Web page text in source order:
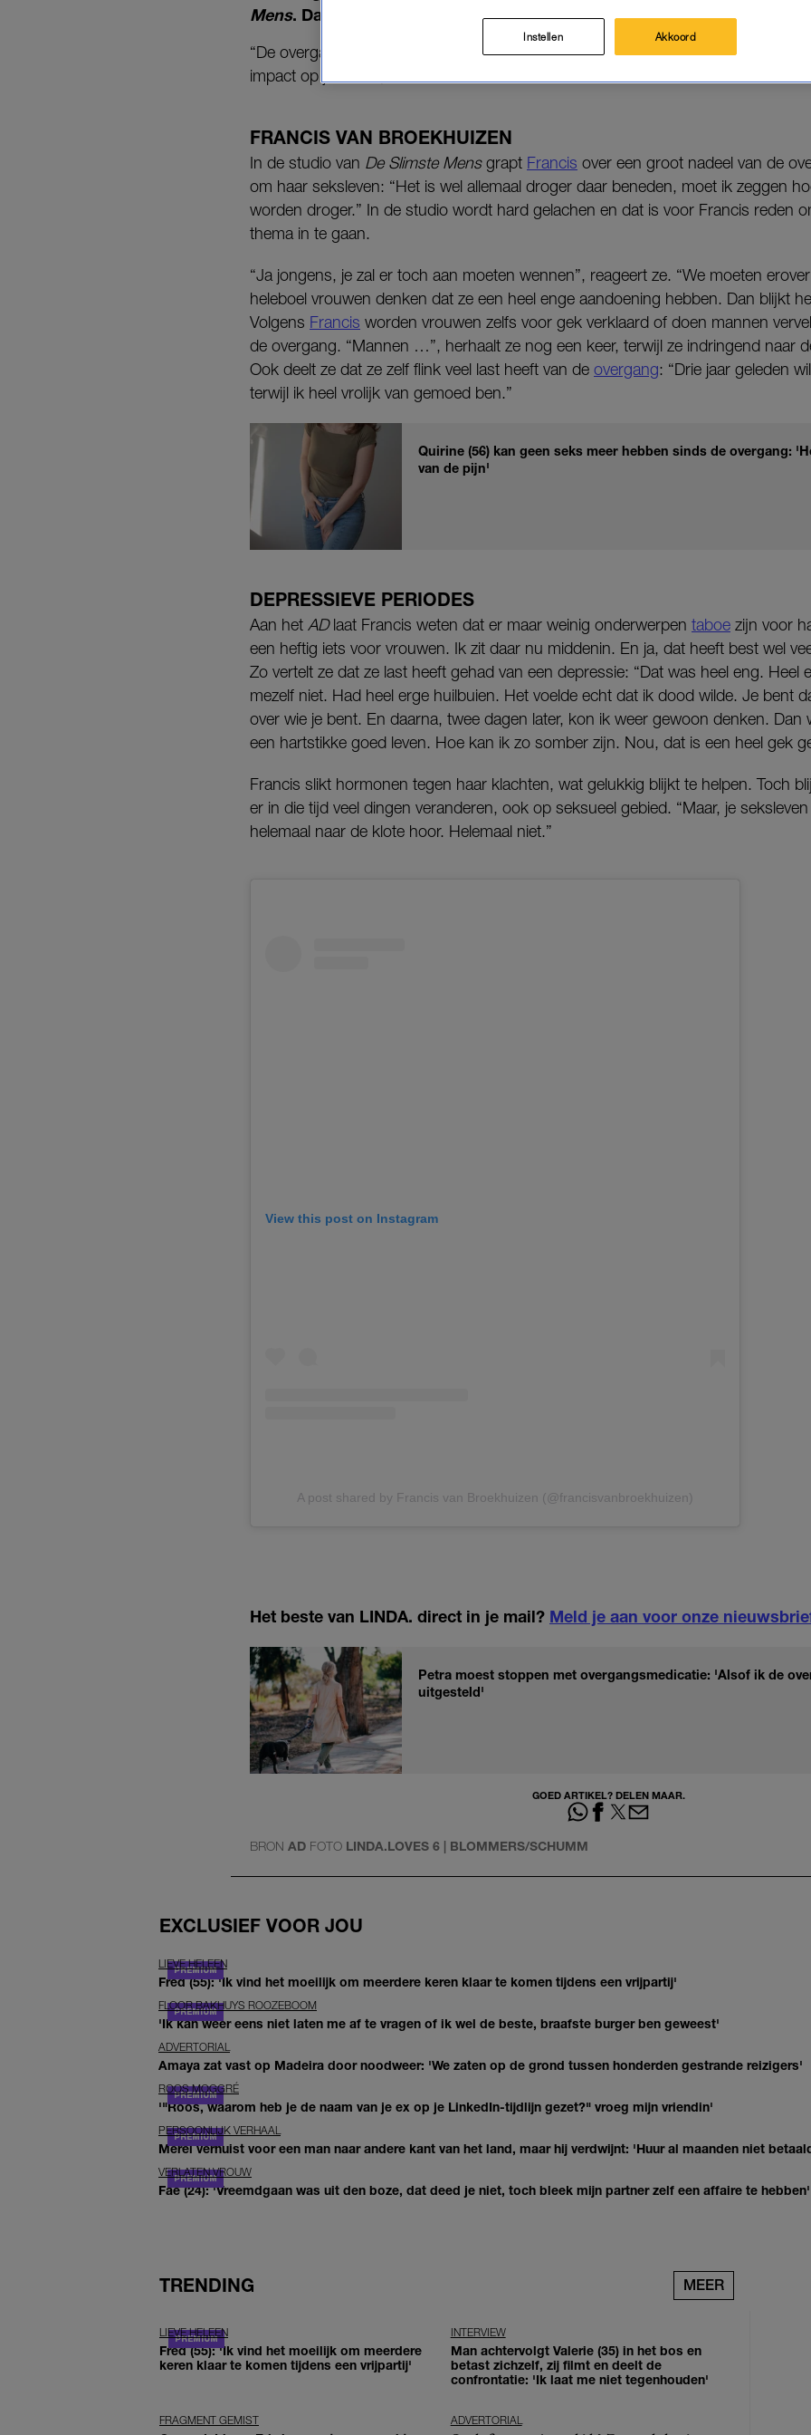
Mens. Daar vertelde ze open over wat de overgang voor invloed heeft
“De overgang is een heftig iets voor vrouwen. Ik zit daar nu middenin. En ja, dat
impact op je leven”, vertelt ze later in een interview aan het
FRANCIS VAN BROEKHUIZEN
In de studio van De Slimste Mensgrapt Francis over een groot nadeel van de
om haar seksleven: “Het is wel allemaal droger daar beneden, moet ik zeggen
worden droger.” In de studio wordt hard gelachen en dat is voor Francis reden
thema in te gaan.
“Ja jongens, je zal er toch aan moeten wennen”, reageert ze. “We moeten
heleboel vrouwen denken dat ze een heel enge aandoening hebben. Dan blijkt
Volgens Francis worden vrouwen zelfs voor gek verklaard of doen mannen
de overgang. “Mannen …”, herhaalt ze nog een keer, terwijl ze indringend naar
Ook deelt ze dat ze zelf flink veel last heeft van de overgang: “Drie jaar geleden
terwijl ik heel vrolijk van gemoed ben.”
Quirine (56) kan geen seks meer hebben sinds de overgang:
van de pijn'
DEPRESSIEVE PERIODES
Aan het ADlaat Francis weten dat er maar weinig onderwerpen taboe zijn voor
een heftig iets voor vrouwen. Ik zit daar nu middenin. En ja, dat heeft best wel
Zo vertelt ze dat ze last heeft gehad van een depressie: “Dat was heel eng.
mezelf niet. Had heel erge huilbuien. Het voelde echt dat ik dood wilde. Je bent
over wie je bent. En daarna, twee dagen later, kon ik weer gewoon denken. Dan
een hartstikke goed leven. Hoe kan ik zo somber zijn. Nou, dat is een heel gek
Francis slikt hormonen tegen haar klachten, wat gelukkig blijkt te helpen. Toch
er in die tijd veel dingen veranderen, ook op seksueel gebied. “Maar, je
helemaal naar de klote hoor. Helemaal niet.”
View this post on Instagram
A post shared by Francis van Broekhuizen (@francisvanbroekhuizen)
Het beste van LINDA. direct in je mail? Meld je aan voor onze
Petra moest stoppen met overgangsmedicatie: 'Alsof ik de
uitgesteld'
GOED ARTIKEL? DELEN MAAR.
BRON AD FOTO LINDA.LOVES 6 | BLOMMERS/SCHUMM
EXCLUSIEF VOOR JOU
LIEVE HELEEN
Fred (55): 'Ik vind het moeilijk om meerdere keren klaar te komen tijdens een vrijpartij'
FLOOR BAKHUYS ROOZEBOOM
'Ik kan weer eens niet laten me af te vragen of ik wel de beste, braafste burger ben geweest'
ADVERTORIAL
Amaya zat vast op Madeira door noodweer: 'We zaten op de grond tussen honderden gestrande reizigers'
ROOS MOGGRÉ
'"Roos, waarom heb je de naam van je ex op je LinkedIn-tijdlijn gezet?" vroeg mijn vriendin'
PERSOONLIJK VERHAAL
Merel verhuist voor een man naar andere kant van het land, maar hij verdwijnt: 'Huur al maanden niet
VERLATEN VROUW
Fae (24): 'Vreemdgaan was uit den boze, dat deed je niet, toch bleek mijn partner zelf een affaire te hebben'
TRENDING MEER
LIEVE HELEEN
Fred (55): 'Ik vind het moeilijk om meerdere
keren klaar te komen tijdens een vrijpartij'
INTERVIEW
Man achtervolgt Valerie (35) in het bos en
betast zichzelf, zij filmt en deelt de
confrontatie: 'Ik laat me niet tegenhouden'
FRAGMENT GEMIST ADVERTORIAL
Instellen Akkoord